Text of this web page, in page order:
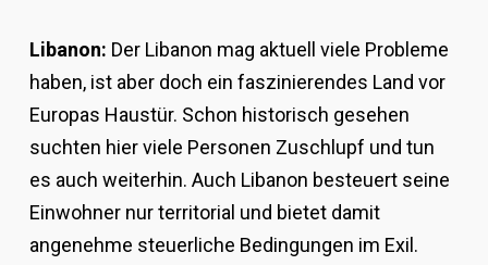
Libanon: Der Libanon mag aktuell viele Probleme
haben, ist aber doch ein faszinierendes Land vor
Europas Haustür. Schon historisch gesehen
suchten hier viele Personen Zuschlupf und tun
es auch weiterhin. Auch Libanon besteuert seine
Einwohner nur territorial und bietet damit
angenehme steuerliche Bedingungen im Exil.